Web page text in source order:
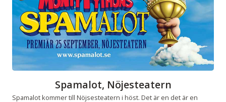
Spamalot, Nöjesteatern
Spamalot kommer till Nöjsesteatern i höst. Det är en det är en